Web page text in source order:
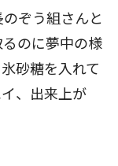
ぞう組さんと
のに夢中の様
砂糖を入れて
、出来上が